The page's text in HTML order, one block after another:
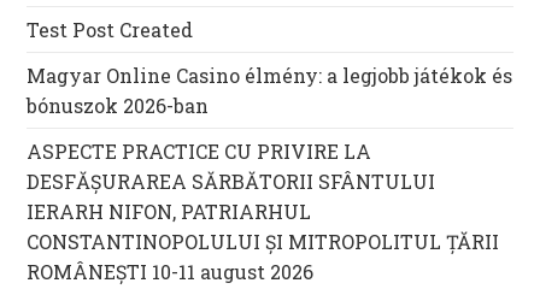
Test Post Created
Magyar Online Casino élmény: a legjobb játékok és
bónuszok 2026-ban
ASPECTE PRACTICE CU PRIVIRE LA
DESFĂȘURAREA SĂRBĂTORII SFÂNTULUI
IERARH NIFON, PATRIARHUL
CONSTANTINOPOLULUI ŞI MITROPOLITUL ȚĂRII
ROMÂNEȘTI 10-11 august 2026